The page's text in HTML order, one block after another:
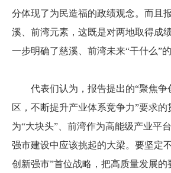
分体现了为民造福的政绩观念。而且
溪、前湾元素，这既是对两地取得成
一步明确了慈溪、前湾未来“干什么”的
代表们认为，报告提出的“聚焦
区，不断提升产业体系竞争力”要求
为“大块头”、前湾作为高能级产业平
强市建设中应该挑起的大梁。要坚定
创新强市”首位战略，把高质量发展